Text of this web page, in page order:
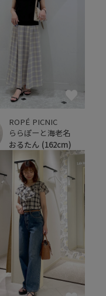
ROPÉ PICNIC
ららぽーと海老名
おるたん (162cm)